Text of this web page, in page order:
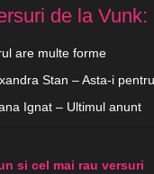
de la Vunk:
are multe forme
Stan – Asta-i
Ignat – Ultimul anunt
si cel mai rau versuri